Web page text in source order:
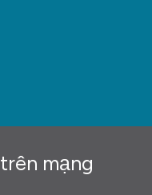
mạng